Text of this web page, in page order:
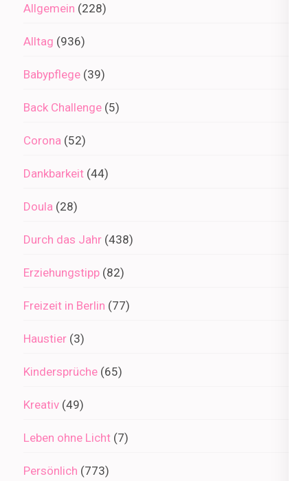
Allgemein (228)
Alltag (936)
Babypflege (39)
Back Challenge (5)
Corona (52)
Dankbarkeit (44)
Doula (28)
Durch das Jahr (438)
Erziehungstipp (82)
Freizeit in Berlin (77)
Haustier (3)
Kindersprüche (65)
Kreativ (49)
Leben ohne Licht (7)
Persönlich (773)